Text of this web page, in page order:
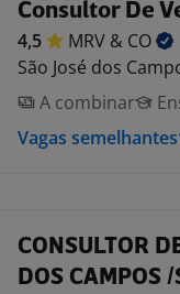
Consultor De
4,5 MRV & CO
São José dos
A combinar
Vagas semelhantes
CONSULTOR
DOS CAMPOS /